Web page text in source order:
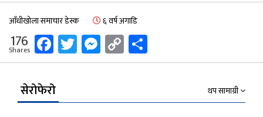
आँधीखोला समाचार डेस्क ६ वर्ष अगाडि
176
Shares Facebook
Twitter
Messenger
Copy
Link
सेरोफेरो थप सामाग्री